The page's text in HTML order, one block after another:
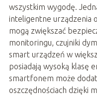
wszystkim wygodę.
inteligentne urządzenia
mogą zwiększać
monitoringu, czujniki
smart urządzeń w
posiadają wysoką klasę
smartfonem może
oszczędnościach dzięki